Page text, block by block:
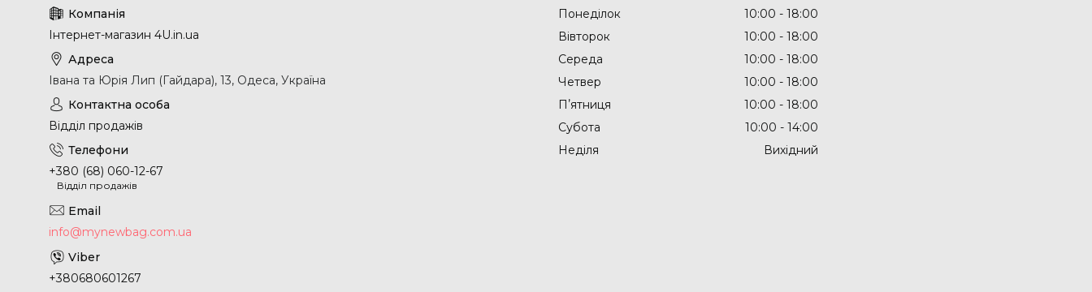
Інтернет-магазин 4U.in.ua
Івана та Юрія Лип (Гайдара), 13, Одеса, Україна
Відділ продажів
+380 (68) 060-12-67
Відділ продажів
info@mynewbag.com.ua
+380680601267
Понеділок 10:00
18:00
Вівторок
10:00
18:00
Середа
10:00
18:00
Четвер
10:00
18:00
Пʼятниця
10:00
18:00
Субота
10:00
14:00
Неділя
Вихідний